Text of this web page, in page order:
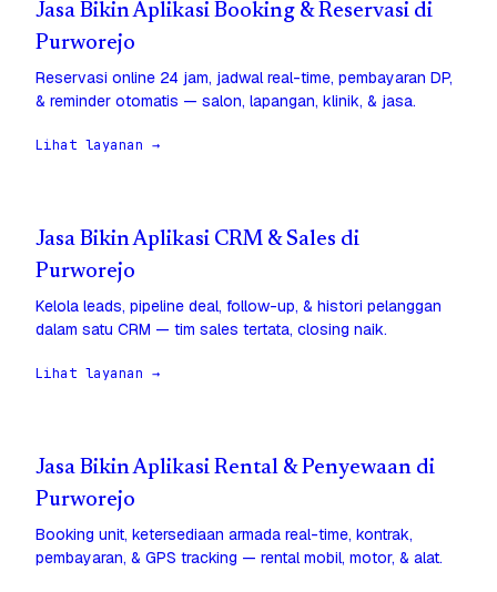
Jasa Bikin Aplikasi Booking & Reservasi di
Purworejo
Reservasi online 24 jam, jadwal real-time, pembayaran DP,
& reminder otomatis — salon, lapangan, klinik, & jasa.
Lihat layanan →
Jasa Bikin Aplikasi CRM & Sales di
Purworejo
Kelola leads, pipeline deal, follow-up, & histori pelanggan
dalam satu CRM — tim sales tertata, closing naik.
Lihat layanan →
Jasa Bikin Aplikasi Rental & Penyewaan di
Purworejo
Booking unit, ketersediaan armada real-time, kontrak,
pembayaran, & GPS tracking — rental mobil, motor, & alat.